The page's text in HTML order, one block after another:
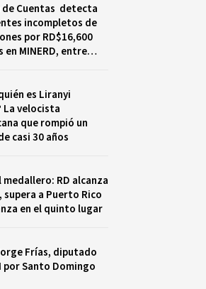
de Cuentas detecta
incompletos de
por RD$16,600
en MINERD, entre
es Liranyi
La velocista
que rompió un
casi 30 años
medallero: RD alcanza
supera a Puerto Rico
en el quinto lugar
Frías, diputado
por Santo Domingo